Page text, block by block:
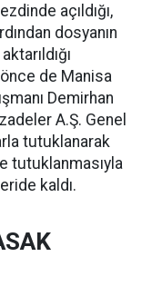
açıldığı,
dosyanın
de Manisa
Demirhan
A.Ş. Genel
tutuklanarak
tutuklanmasıyla
kaldı.